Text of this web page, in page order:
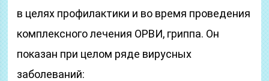
в целях профилактики и во время проведения
комплексного лечения ОРВИ, гриппа. Он
показан при целом ряде вирусных
заболеваний: